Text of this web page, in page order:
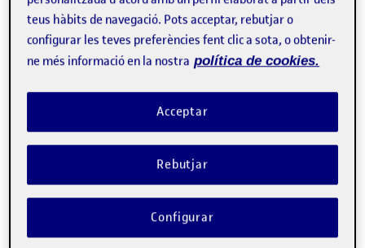
Bon dia a tothom!
L’experiència de les pràctiques ha sigut un camí molt bonic
en el qual he aprés moltíssim i que, realment, he sigut un
vertader psicopedagog. El treballar la Encopresis i el treball
emocional, han sigut un repte amb el qual m’he endinsat en
terrenys nous per a mi, per aprendre i comprendre el màxim
possible per aportar una resposta el més adequada a la
teus hàbits de navegació. Pots acceptar, rebutjar o
configurar les teves preferències fent clic a sota, o obtenir-
ne més informació en la nostra política de cookies.
Rebutjar
Acceptar
Configurar